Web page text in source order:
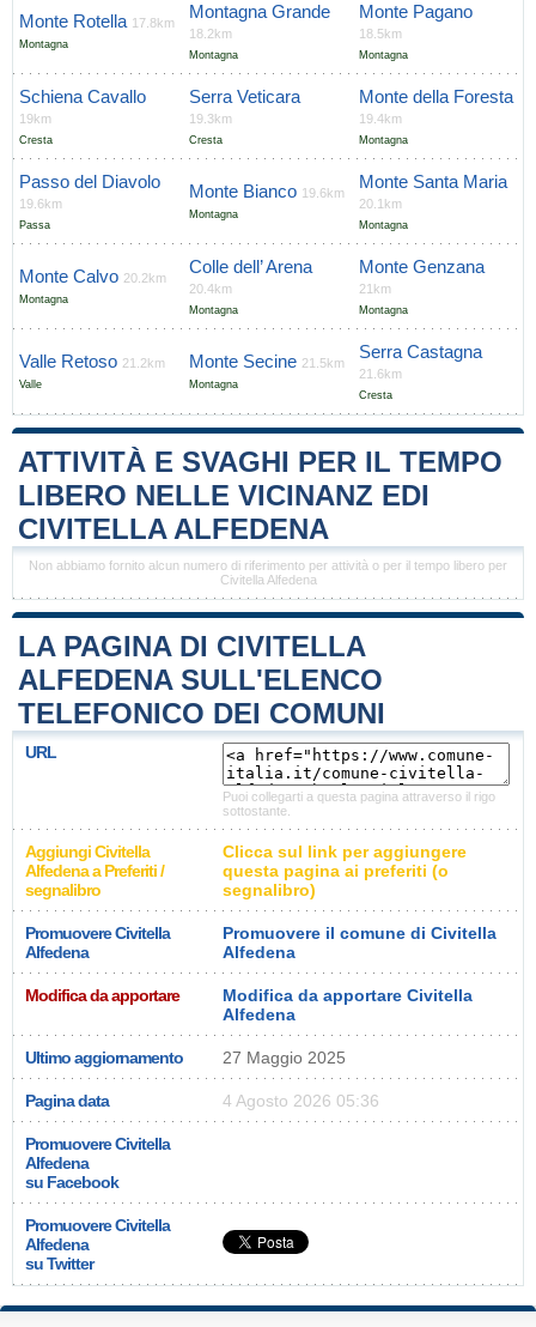
Monte Rotella 17.8km
Montagna
Montagna Grande
18.2km
Montagna
Monte Pagano
18.5km
Montagna
Schiena Cavallo
19km
Cresta
Serra Veticara
19.3km
Cresta
Monte della Foresta
19.4km
Montagna
Passo del Diavolo
19.6km
Passa
Monte Bianco 19.6km
Montagna
Monte Santa Maria
20.1km
Montagna
Monte Calvo 20.2km
Montagna
Colle dell’ Arena
20.4km
Montagna
Monte Genzana
21km
Montagna
Valle Retoso 21.2km
Valle
Monte Secine 21.5km
Montagna
Serra Castagna
21.6km
Cresta
ATTIVITÀ E SVAGHI PER IL TEMPO
LIBERO NELLE VICINANZ EDI
CIVITELLA ALFEDENA
Non abbiamo fornito alcun numero di riferimento per attività o per il tempo libero per
Civitella Alfedena
LA PAGINA DI CIVITELLA
ALFEDENA SULL'ELENCO
TELEFONICO DEI COMUNI
URL
Puoi collegarti a questa pagina attraverso il rigo
sottostante.
Aggiungi Civitella
Alfedena a Preferiti /
segnalibro
Clicca sul link per aggiungere
questa pagina ai preferiti (o
segnalibro)
Promuovere Civitella
Alfedena
Promuovere il comune di Civitella
Alfedena
Modifica da apportare
Modifica da apportare Civitella
Alfedena
Ultimo aggiornamento 27 Maggio 2025
Pagina data 4 Agosto 2026 05:36
Promuovere Civitella
Alfedena
su Facebook
Promuovere Civitella
Alfedena
su Twitter